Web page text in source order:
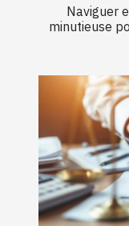
Naviguer
minutieuse